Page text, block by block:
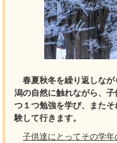
春夏秋冬を繰り返しな
潟の自然に触れながら、
つ１つ勉強を学び、また
験して行きます。
子供達にとってその学